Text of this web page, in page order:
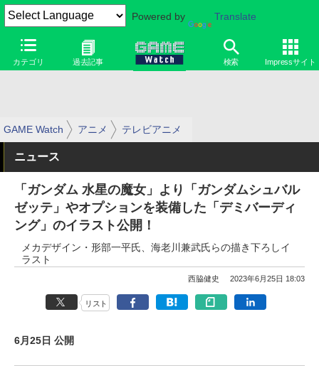
Powered by Translate
カテゴリ 過去記事 検索 Impressサイト
GAME Watch アニメ テレビアニメ
ニュース
「ガンダム 水星の魔女」より「ガンダムシュバル
ゼッテ」やオプションを装備した「デミバーディ
ング」のイラスト公開！
メカデザイン・形部一平氏、海老川兼武氏らの描き下ろしイ
ラスト
西脇健史 2023年6月25日 18:03
リスト
6月25日 公開